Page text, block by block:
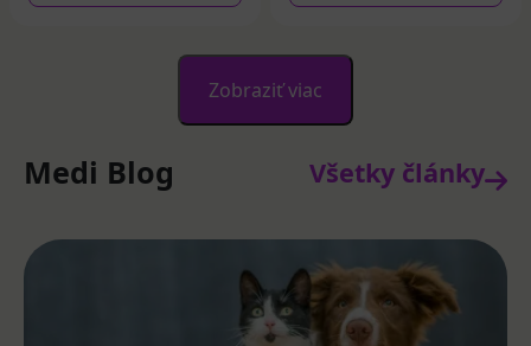
Zobraziť viac
Medi Blog Všetky články